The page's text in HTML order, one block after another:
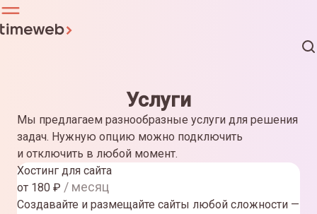
Услуги
Мы предлагаем разнообразные услуги для решения
задач. Нужную опцию можно подключить
и отключить в любой момент.
Хостинг для сайта
от 180 ₽ / месяц
Создавайте и размещайте сайты любой сложности —